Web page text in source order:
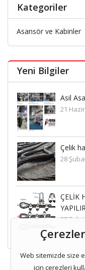
Kategoriler
Asansör ve Kabinler
Yeni Bilgiler
Asil
21
Çelik
28
ÇELİK
28
Web sitemizde size
için çerezleri